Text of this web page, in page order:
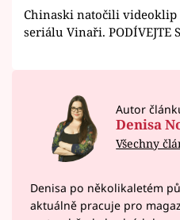
Chinaski natočili videoklip
seriálu Vinaři. PODÍVEJTE
Autor
Denisa
Všechny
Denisa po několikaletém
aktuálně pracuje pro